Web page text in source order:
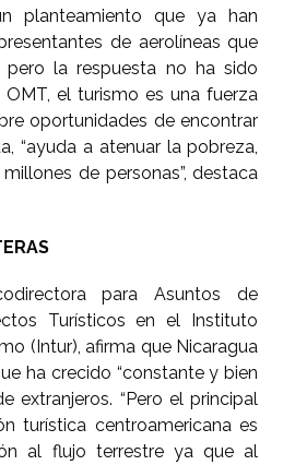
planteamiento que ya han
de aerolíneas que
pero la respuesta no ha sido
el turismo es una fuerza
oportunidades de encontrar
“ayuda a atenuar la pobreza,
de personas”, destaca
para Asuntos de
Turísticos en el Instituto
(Intur), afirma que Nicaragua
ha crecido “constante y bien
extranjeros. “Pero el principal
turística centroamericana es
al flujo terrestre ya que al